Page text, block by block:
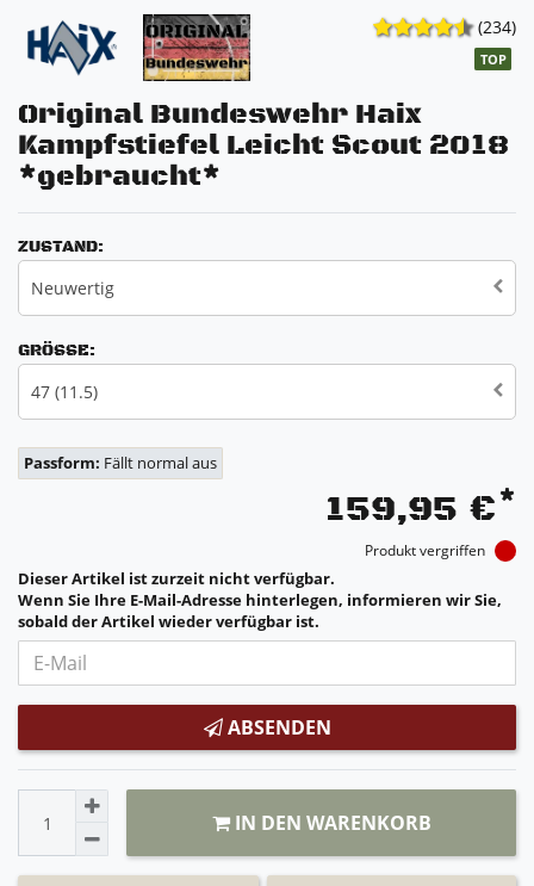
(234)
TOP
Original Bundeswehr Haix
Kampfstiefel Leicht Scout 2018
*gebraucht*
ZUSTAND:
Neuwertig
GRÖSSE:
47 (11.5)
Passform: Fällt normal aus
159,95 €*
Produkt vergriffen
Dieser Artikel ist zurzeit nicht verfügbar.
Wenn Sie Ihre E-Mail-Adresse hinterlegen, informieren wir Sie,
sobald der Artikel wieder verfügbar ist.
ABSENDEN
IN DEN WARENKORB